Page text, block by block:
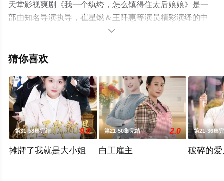
天堂影视爽剧《我一个纨绔，怎么镇得住太后娘娘》是一
部由知名导演执导，崔星燃＆王阡惠等演员精彩演绎的中
国大陆电视剧，大结局剧情已揭晓（全集），手机免费观
关信息可移步至豆瓣电视剧、电视猫或剧情网等平台了

猜你喜欢
第31-58集完结 9.0
摊牌了我就是大小姐
第21-50集完结 2.0
白工雇主
第21-36集
破碎的